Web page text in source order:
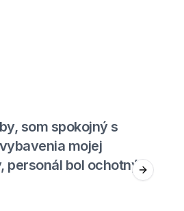
som spokojný s
mojej
personál bol ochotný
Next